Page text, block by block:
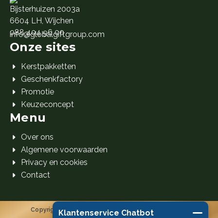
Bijsterhuizen 2003a
6604 LH, Wijchen
088 404 96 00
info@globalgiftgroup.com
Onze sites
Kerstpakketten
Geschenkfactory
Promotie
Keuzeconcept
Menu
Over ons
Algemene voorwaarden
Privacy en cookies
Contact
Copyright 2026 Global Gift Group B.V. © Alle rechten
Klantenservice Chatbot